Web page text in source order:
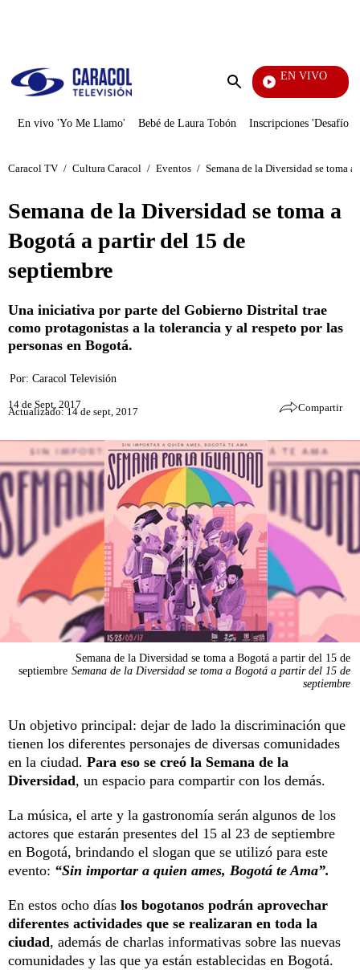
Enviar
EN VIVO
Rafael Orozco
En vivo 'Yo Me Llamo' Bebé de Laura Tobón Inscripciones 'Desafío'
Caracol TV / Cultura Caracol / Eventos / Semana de la Diversidad se toma
Semana de la Diversidad se toma a
Bogotá a partir del 15 de
septiembre
Una iniciativa por parte del Gobierno Distrital trae
como protagonistas a la tolerancia y al respeto por las
personas en Bogotá.
Por: Caracol Televisión
14 de Sept, 2017
Actualizado: 14 de sept, 2017 Compartir
Semana de la Diversidad se toma a Bogotá a partir del 15 de
septiembre Semana de la Diversidad se toma a Bogotá a partir del 15 de
septiembre
Un objetivo principal: dejar de lado la discriminación que
tienen los diferentes personajes de diversas comunidades
en la ciudad. Para eso se creó la Semana de la
Diversidad, un espacio para compartir con los demás.
La música, el arte y la gastronomía serán algunos de los
actores que estarán presentes del 15 al 23 de septiembre
en Bogotá, brindando el slogan que se utilizó para este
evento: “Sin importar a quien ames, Bogotá te Ama”.
En estos ocho días los bogotanos podrán aprovechar
diferentes actividades que se realizaran en toda la
ciudad, además de charlas informativas sobre las nuevas
comunidades y las que ya están establecidas en Bogotá.